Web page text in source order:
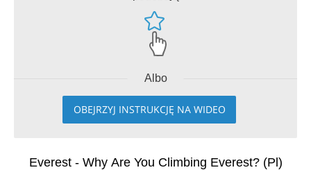
Albo
OBEJRZYJ INSTRUKCJĘ NA WIDEO
Everest - Why Are You Climbing Everest? (Pl)